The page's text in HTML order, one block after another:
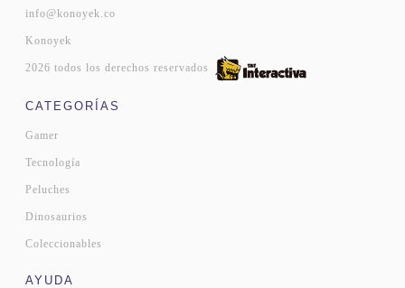
info@konoyek.co
Konoyek
2026 todos los derechos reservados
CATEGORÍAS
Gamer
Tecnología
Peluches
Dinosaurios
Coleccionables
AYUDA